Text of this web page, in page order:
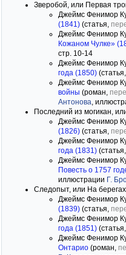
Зверобой, или Первая
Джеймс Фенимор
(1841) (статья,
Джеймс Фенимор
Кожаном Чулке»
стр. 10-14
Джеймс Фенимор
года (1850) (статья,
Джеймс Фенимор
войны (роман,
Антонова,
Последний из могикан,
Джеймс Фенимор
(1826) (статья,
Джеймс Фенимор
года (1831) (статья,
Джеймс Фенимор
Повесть о 1757
иллюстрации Г.
Следопыт, или На
Джеймс Фенимор
(1839) (статья,
Джеймс Фенимор
года (1851) (статья,
Джеймс Фенимор
Онтарио (роман,